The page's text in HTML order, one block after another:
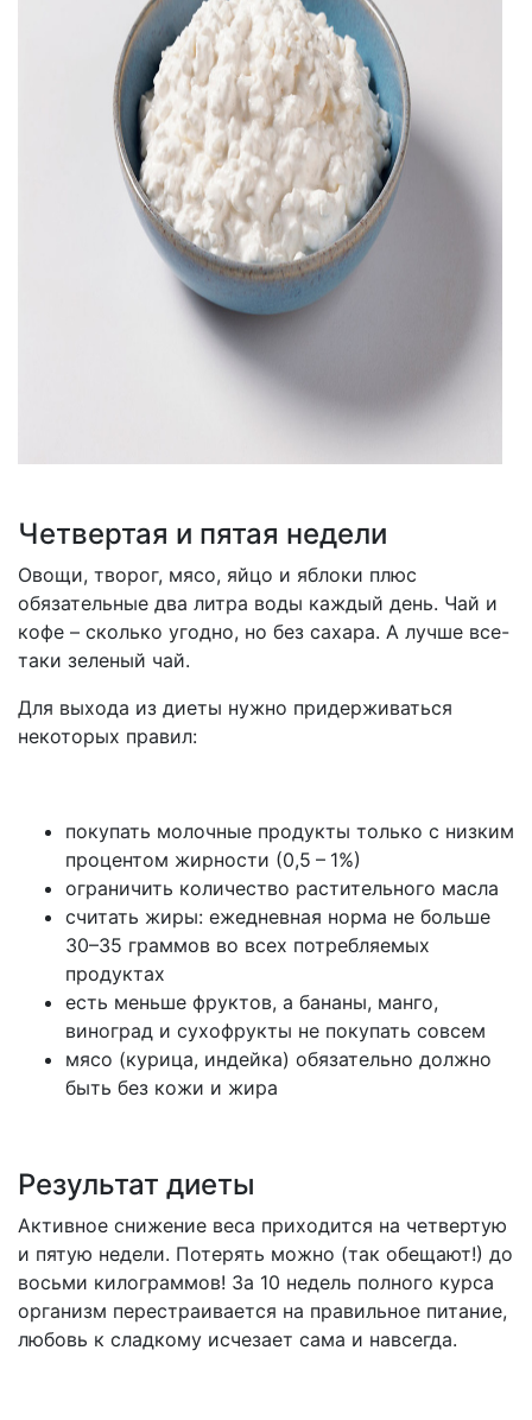
Четвертая и пятая недели
Овощи, творог, мясо, яйцо и яблоки плюс
обязательные два литра воды каждый день. Чай и
кофе – сколько угодно, но без сахара. А лучше все-
таки зеленый чай.
Для выхода из диеты нужно придерживаться
некоторых правил:
покупать молочные продукты только с низким
процентом жирности (0,5 – 1%)
ограничить количество растительного масла
считать жиры: ежедневная норма не больше
30–35 граммов во всех потребляемых
продуктах
есть меньше фруктов, а бананы, манго,
виноград и сухофрукты не покупать совсем
мясо (курица, индейка) обязательно должно
быть без кожи и жира
Результат диеты
Активное снижение веса приходится на четвертую
и пятую недели. Потерять можно (так обещают!) до
восьми килограммов! За 10 недель полного курса
организм перестраивается на правильное питание,
любовь к сладкому исчезает сама и навсегда.